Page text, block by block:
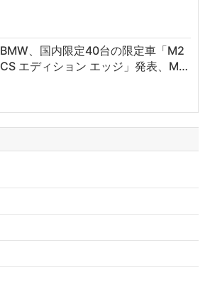
BMW、国内限定40台の限定車「M2
CS エディション エッジ」発表、M…